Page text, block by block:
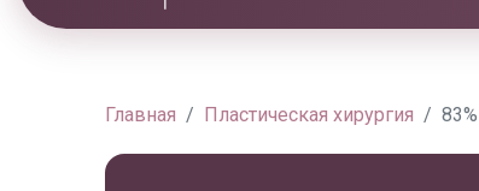
Главная Пластическая хирургия